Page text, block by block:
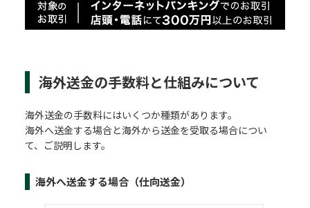
海外送金の手数料と仕組みについて
海外送金の手数料にはいくつか種類があります。
海外へ送金する場合と海外から送金を受取る場合につい
て、ご説明します。
海外へ送金する場合（仕向送金）